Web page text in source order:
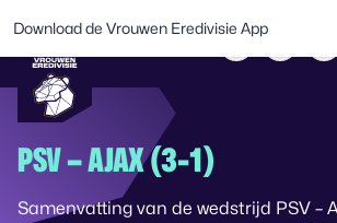
PSV – AJAX (3-1)
Samenvatting van de wedstrijd PSV –
Download de Vrouwen Eredivisie App